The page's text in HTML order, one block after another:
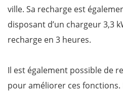
ville. Sa recharge est
disposant d’un chargeur 3,3
recharge en 3 heures.
Il est également possible de
pour améliorer ces